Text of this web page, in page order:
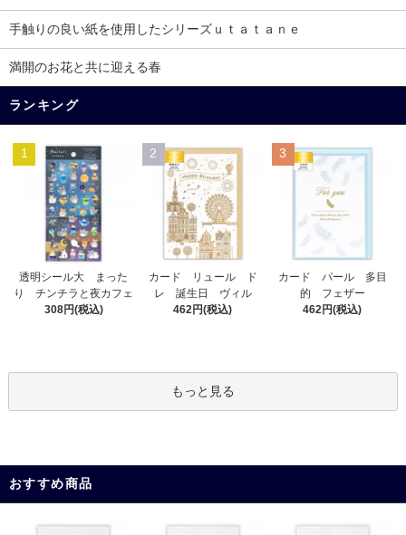
手触りの良い紙を使用したシリーズｕｔａｔａｎｅ
満開のお花と共に迎える春
ランキング
1
透明シール大 まった
り チンチラと夜カフェ
308円(税込)
2
カード リュール ド
レ 誕生日 ヴィル
462円(税込)
3
カード パール 多目
的 フェザー
462円(税込)
もっと見る
おすすめ商品